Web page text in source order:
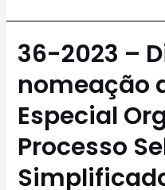
36-2023 –
nomeação
Especial
Processo